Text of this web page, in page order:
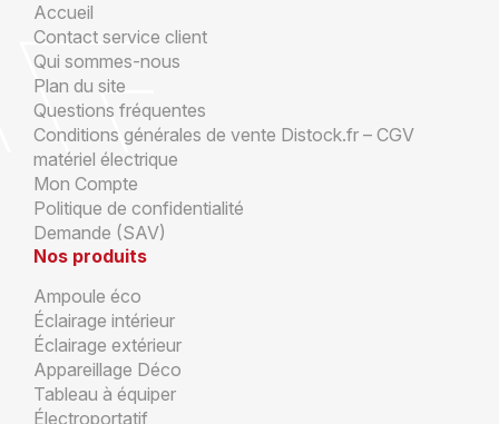
Accueil
Contact service client
Qui sommes-nous
Plan du site
Questions fréquentes
Conditions générales de vente Distock.fr – CGV
matériel électrique
Mon Compte
Politique de confidentialité
Demande (SAV)
Nos produits
Ampoule éco
Éclairage intérieur
Éclairage extérieur
Appareillage Déco
Tableau à équiper
Électroportatif